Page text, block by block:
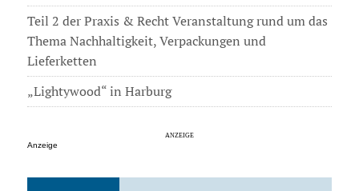
Teil 2 der Praxis & Recht Veranstaltung rund um das
Thema Nachhaltigkeit, Verpackungen und
Lieferketten
„Lightywood“ in Harburg
Anzeige